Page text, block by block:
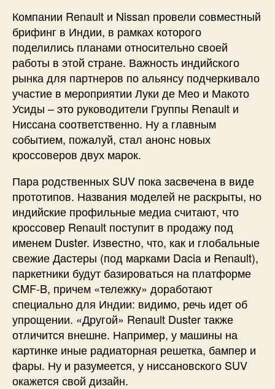
Компании Renault и Nissan провели совместный
брифинг в Индии, в рамках которого
поделились планами относительно своей
работы в этой стране. Важность индийского
рынка для партнеров по альянсу подчеркивало
участие в мероприятии Луки де Мео и Макото
Усиды – это руководители Группы Renault и
Ниссана соответственно. Ну а главным
событием, пожалуй, стал анонс новых
кроссоверов двух марок.
Пара родственных SUV пока засвечена в виде
прототипов. Названия моделей не раскрыты, но
индийские профильные медиа считают, что
кроссовер Renault поступит в продажу под
именем Duster. Известно, что, как и глобальные
свежие Дастеры (под марками Dacia и Renault),
паркетники будут базироваться на платформе
CMF-B, причем «тележку» доработают
специально для Индии: видимо, речь идет об
упрощении. «Другой» Renault Duster также
отличится внешне. Например, у машины на
картинке иные радиаторная решетка, бампер и
фары. Ну и разумеется, у ниссановского SUV
окажется свой дизайн.